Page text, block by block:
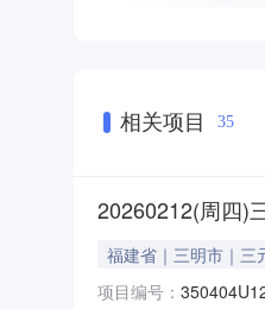
相关项目 35
20260212(周四)
福建省｜三明市｜三
项目编号：